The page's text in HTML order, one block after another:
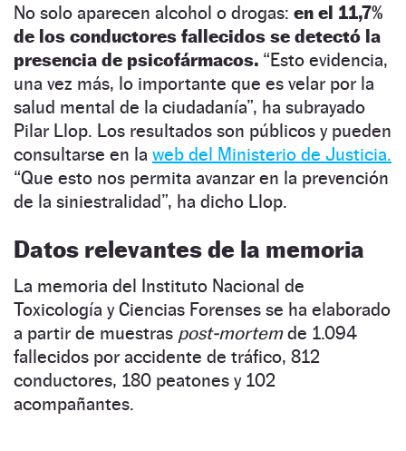
No solo aparecen alcohol o drogas: en el 11,7%
de los conductores fallecidos se detectó la
presencia de psicofármacos. “Esto evidencia,
una vez más, lo importante que es velar por la
salud mental de la ciudadanía”, ha subrayado
Pilar Llop. Los resultados son públicos y pueden
consultarse en la web del Ministerio de Justicia.
“Que esto nos permita avanzar en la prevención
de la siniestralidad”, ha dicho Llop.
Datos relevantes de la memoria
La memoria del Instituto Nacional de
Toxicología y Ciencias Forenses se ha elaborado
a partir de muestras post-mortemde 1.094
fallecidos por accidente de tráfico, 812
conductores, 180 peatones y 102
acompañantes.